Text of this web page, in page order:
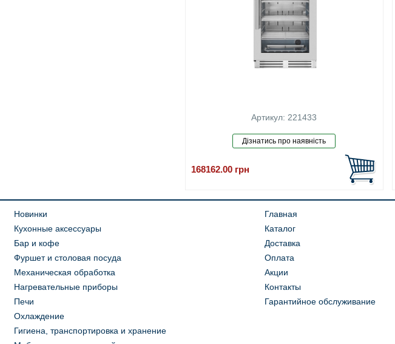
Артикул: 221433
168162.00 грн
Новинки
Кухонные аксессуары
Бар и кофе
Фуршет и столовая посуда
Механическая обработка
Нагревательные приборы
Печи
Охлаждение
Гигиена, транспортировка и хранение
Главная
Каталог
Доставка
Оплата
Акции
Контакты
Гарантийное обслуживание